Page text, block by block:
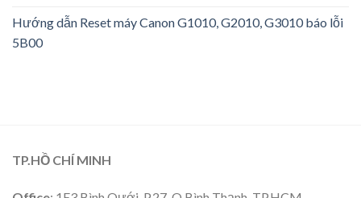
Hướng dẫn Reset máy Canon G1010, G2010, G3010 báo lỗi
5B00
TP.HỒ CHÍ MINH